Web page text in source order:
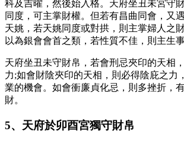
科及吉曜，然後始入格。天府坐丑未宮守
同度，可主掌財權。但若有昌曲同會，又
天姚，若天姚同度或對拱，則主掌婦人之
以為銀會會首之類，若性質不佳，則主生事
天府坐丑未守財帛，若會刑忌夾印的天相
力;如會財陰夾印的天相，則必得陰庇之力
業的機會。如會衝廉貞化忌，則多挫折，
財。
5、天府於卯酉宮獨守財帛